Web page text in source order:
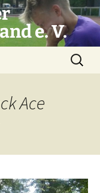
e. V.
Suchen
nach:
Ace